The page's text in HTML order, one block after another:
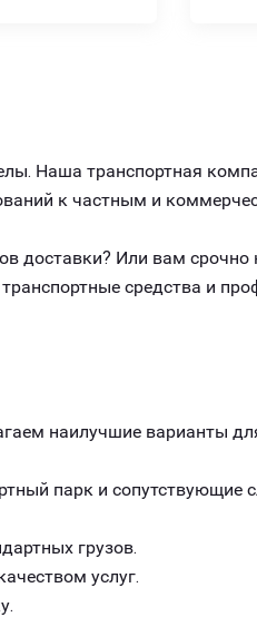
Наша транспортная
к частным и
доставки? Или вам
средства и
наилучшие варианты
парк и
грузов.
услуг.